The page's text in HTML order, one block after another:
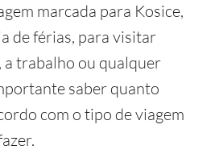
marcada para Kosice,
de férias, para visitar
a trabalho ou qualquer
saber quanto
com o tipo de viagem